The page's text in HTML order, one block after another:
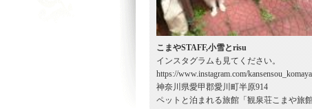
こまやSTAFF,小雪とrisu
インスタグラムも見てください。
https://www.instagram.com/
神奈川県愛甲郡愛川町半原914
ペットと泊まれる旅館「観泉荘こまや旅